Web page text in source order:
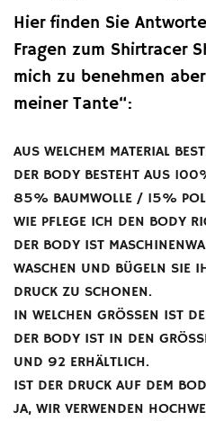
Hier finden Sie
Fragen zum Shirtracer
mich zu benehmen
meiner Tante“:
AUS WELCHEM MATERIAL
DER BODY BESTEHT AUS
85% BAUMWOLLE / 15%
WIE PFLEGE ICH DEN BODY
DER BODY IST
WASCHEN UND BÜGELN SIE
DRUCK ZU SCHONEN.
IN WELCHEN GRÖSSEN IST
DER BODY IST IN DEN
ND 92 ERHÄLTLICH.
IST DER DRUCK AUF DEM
JA, WIR VERWENDEN